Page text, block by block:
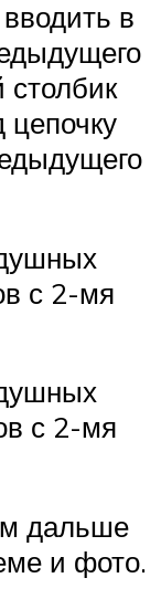
в
цепочку
с 2-мя
с 2-мя
дальше
и фото.